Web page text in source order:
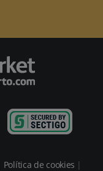
Política de cookies